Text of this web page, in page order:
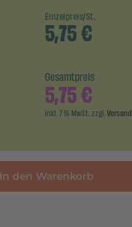
Einzelpreis/St.
5,75€
Gesamtpreis
5,75€
inkl. 7 % MwSt. zzgl.Versand
In den Warenkorb